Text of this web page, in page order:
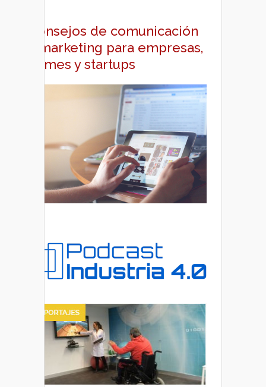
Consejos de comunicación
y marketing para empresas,
pymes y startups